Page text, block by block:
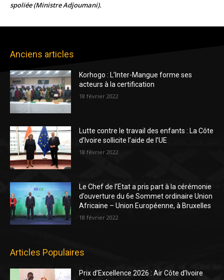
spoliée (Ministre Adjoumani).
Anciens articles
Korhogo : L’Inter-Mangue forme ses
acteurs à la certification
18 février 2022
Lutte contre le travail des enfants : La Côte
d’Ivoire sollicite l’aide de l’UE
18 février 2022
Le Chef de l’Etat a pris part à la cérémonie
d’ouverture du 6e Sommet ordinaire Union
Africaine – Union Européenne, à Bruxelles
18 février 2022
Articles Populaires
Prix d’Excellence 2026 : Air Côte d’Ivoire